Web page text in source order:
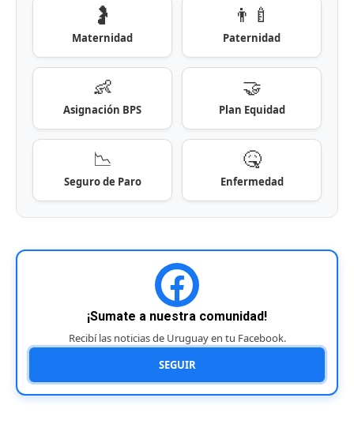
🤰
Maternidad
👨‍🍼
Paternidad
👶
Asignación BPS
🤝
Plan Equidad
📉
Seguro de Paro
🤒
Enfermedad
¡Sumate a nuestra comunidad!
Recibí las noticias de Uruguay en tu Facebook.
SEGUIR